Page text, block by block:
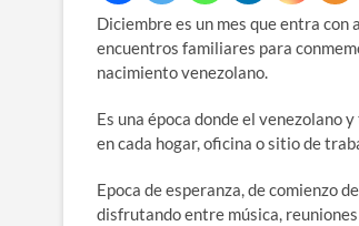
Diciembre es un mes que entra con
encuentros familiares para
nacimiento venezolano.
Es una época donde el venezolano
en cada hogar, oficina o sitio de
Epoca de esperanza, de comienzo
disfrutando entre música,